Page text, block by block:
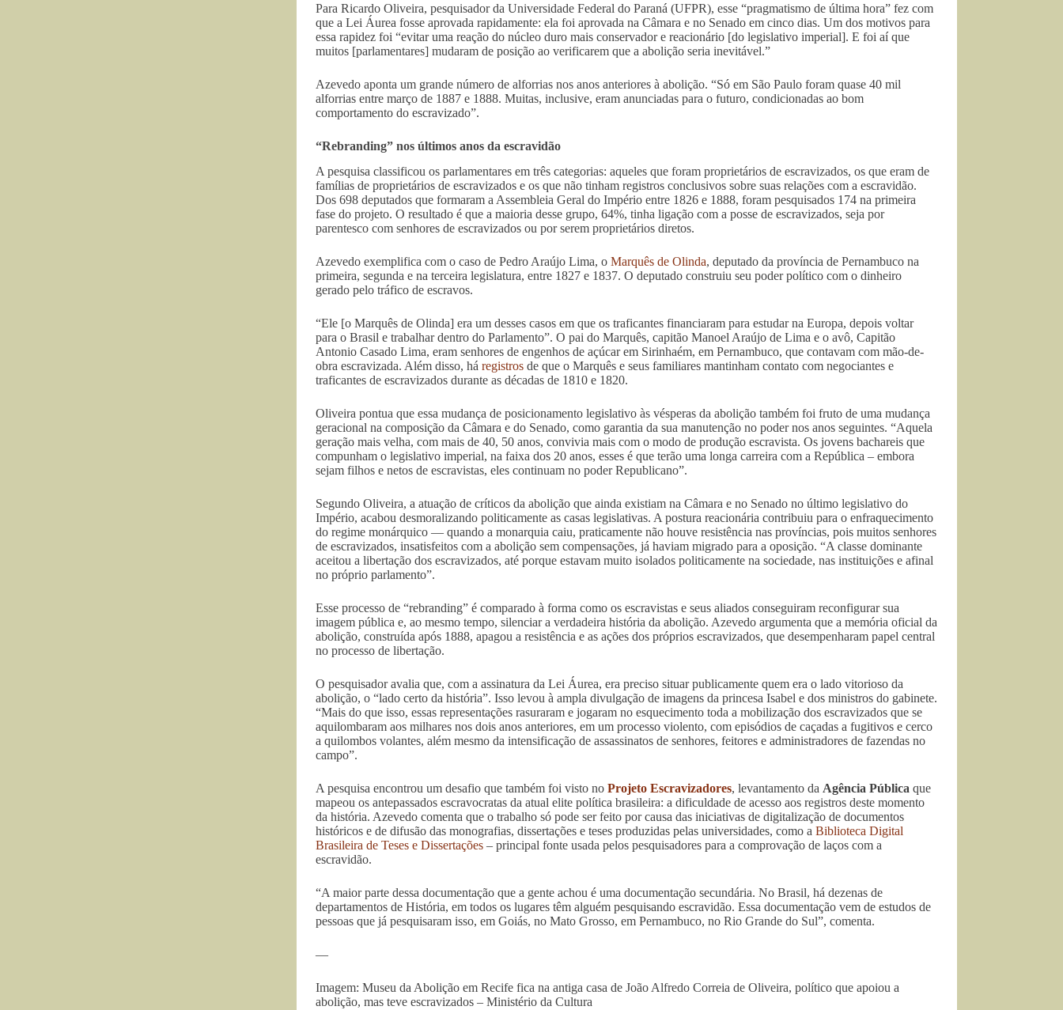
Para Ricardo Oliveira, pesquisador da Universidade Federal do Paraná (UFPR), esse “pragmatismo de última hora” fez com
que a Lei Áurea fosse aprovada rapidamente: ela foi aprovada na Câmara e no Senado em cinco dias. Um dos motivos para
essa rapidez foi “evitar uma reação do núcleo duro mais conservador e reacionário [do legislativo imperial]. E foi aí que
muitos [parlamentares] mudaram de posição ao verificarem que a abolição seria inevitável.”
Azevedo aponta um grande número de alforrias nos anos anteriores à abolição. “Só em São Paulo foram quase 40 mil
alforrias entre março de 1887 e 1888. Muitas, inclusive, eram anunciadas para o futuro, condicionadas ao bom
comportamento do escravizado”.
“Rebranding” nos últimos anos da escravidão
A pesquisa classificou os parlamentares em três categorias: aqueles que foram proprietários de escravizados, os que eram de
famílias de proprietários de escravizados e os que não tinham registros conclusivos sobre suas relações com a escravidão.
Dos 698 deputados que formaram a Assembleia Geral do Império entre 1826 e 1888, foram pesquisados 174 na primeira
fase do projeto. O resultado é que a maioria desse grupo, 64%, tinha ligação com a posse de escravizados, seja por
parentesco com senhores de escravizados ou por serem proprietários diretos.
Azevedo exemplifica com o caso de Pedro Araújo Lima, o Marquês de Olinda, deputado da província de Pernambuco na
primeira, segunda e na terceira legislatura, entre 1827 e 1837. O deputado construiu seu poder político com o dinheiro
gerado pelo tráfico de escravos.
“Ele [o Marquês de Olinda] era um desses casos em que os traficantes financiaram para estudar na Europa, depois voltar
para o Brasil e trabalhar dentro do Parlamento”. O pai do Marquês, capitão Manoel Araújo de Lima e o avô, Capitão
Antonio Casado Lima, eram senhores de engenhos de açúcar em Sirinhaém, em Pernambuco, que contavam com mão-de-
obra escravizada. Além disso, há registrosde que o Marquês e seus familiares mantinham contato com negociantes e
traficantes de escravizados durante as décadas de 1810 e 1820.
Oliveira pontua que essa mudança de posicionamento legislativo às vésperas da abolição também foi fruto de uma mudança
geracional na composição da Câmara e do Senado, como garantia da sua manutenção no poder nos anos seguintes. “Aquela
geração mais velha, com mais de 40, 50 anos, convivia mais com o modo de produção escravista. Os jovens bachareis que
compunham o legislativo imperial, na faixa dos 20 anos, esses é que terão uma longa carreira com a República – embora
sejam filhos e netos de escravistas, eles continuam no poder Republicano”.
Segundo Oliveira, a atuação de críticos da abolição que ainda existiam na Câmara e no Senado no último legislativo do
Império, acabou desmoralizando politicamente as casas legislativas. A postura reacionária contribuiu para o enfraquecimento
do regime monárquico — quando a monarquia caiu, praticamente não houve resistência nas províncias, pois muitos senhores
de escravizados, insatisfeitos com a abolição sem compensações, já haviam migrado para a oposição. “A classe dominante
aceitou a libertação dos escravizados, até porque estavam muito isolados politicamente na sociedade, nas instituições e afinal
no próprio parlamento”.
Esse processo de “rebranding” é comparado à forma como os escravistas e seus aliados conseguiram reconfigurar sua
imagem pública e, ao mesmo tempo, silenciar a verdadeira história da abolição. Azevedo argumenta que a memória oficial da
abolição, construída após 1888, apagou a resistência e as ações dos próprios escravizados, que desempenharam papel central
no processo de libertação.
O pesquisador avalia que, com a assinatura da Lei Áurea, era preciso situar publicamente quem era o lado vitorioso da
abolição, o “lado certo da história”. Isso levou à ampla divulgação de imagens da princesa Isabel e dos ministros do gabinete.
“Mais do que isso, essas representações rasuraram e jogaram no esquecimento toda a mobilização dos escravizados que se
aquilombaram aos milhares nos dois anos anteriores, em um processo violento, com episódios de caçadas a fugitivos e cerco
a quilombos volantes, além mesmo da intensificação de assassinatos de senhores, feitores e administradores de fazendas no
campo”.
A pesquisa encontrou um desafio que também foi visto no Projeto Escravizadores, levantamento da Agência Públicaque
mapeou os antepassados escravocratas da atual elite política brasileira: a dificuldade de acesso aos registros deste momento
da história. Azevedo comenta que o trabalho só pode ser feito por causa das iniciativas de digitalização de documentos
históricos e de difusão das monografias, dissertações e teses produzidas pelas universidades, como a Biblioteca Digital
Brasileira de Teses e Dissertações– principal fonte usada pelos pesquisadores para a comprovação de laços com a
escravidão.
“A maior parte dessa documentação que a gente achou é uma documentação secundária. No Brasil, há dezenas de
departamentos de História, em todos os lugares têm alguém pesquisando escravidão. Essa documentação vem de estudos de
pessoas que já pesquisaram isso, em Goiás, no Mato Grosso, em Pernambuco, no Rio Grande do Sul”, comenta.
—
Imagem: Museu da Abolição em Recife fica na antiga casa de João Alfredo Correia de Oliveira, político que apoiou a
abolição, mas teve escravizados – Ministério da Cultura